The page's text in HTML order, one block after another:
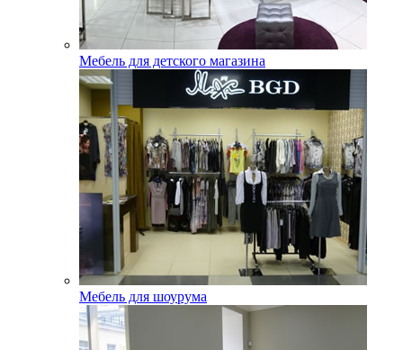
Мебель для детского магазина
Мебель для шоурума